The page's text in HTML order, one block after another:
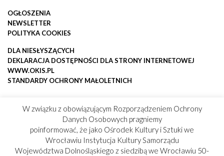
OGŁOSZENIA
NEWSLETTER
POLITYKA COOKIES
DLA NIESŁYSZĄCYCH
DEKLARACJA DOSTĘPNOŚCI DLA STRONY INTERNETOWEJ
WWW.OKIS.PL
STANDARDY OCHRONY MAŁOLETNICH
W związku z obowiązującym Rozporządzeniem Ochrony
Danych Osobowych pragniemy
poinformować, że jako Ośrodek Kultury i Sztuki we
Wrocławiu Instytucja Kultury Samorządu
Województwa Dolnośląskiego z siedzibą we Wrocławiu 50-